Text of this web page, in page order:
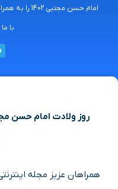
امام حسن
با
همراهان عزیز مجله